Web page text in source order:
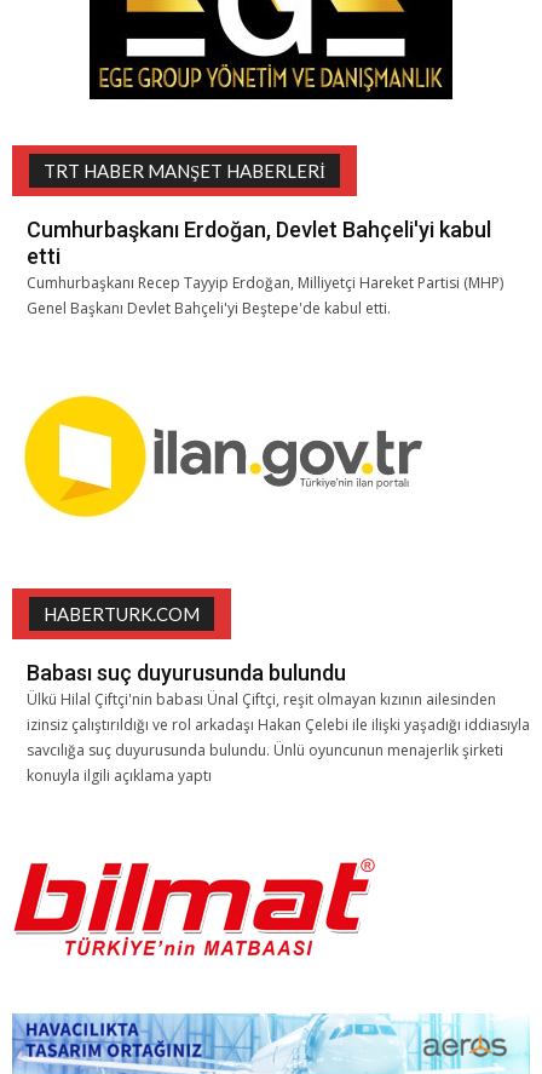
TRT HABER MANŞET HABERLERI
Cumhurbaşkanı Erdoğan, Devlet Bahçeli'yi kabul
etti
Cumhurbaşkanı Recep Tayyip Erdoğan, Milliyetçi Hareket Partisi (MHP)
Genel Başkanı Devlet Bahçeli'yi Beştepe'de kabul etti.
HABERTURK.COM
Babası suç duyurusunda bulundu
Ülkü Hilal Çiftçi'nin babası Ünal Çiftçi, reşit olmayan kızının ailesinden
izinsiz çalıştırıldığı ve rol arkadaşı Hakan Çelebi ile ilişki yaşadığı iddiasıyla
savcılığa suç duyurusunda bulundu. Ünlü oyuncunun menajerlik şirketi
konuyla ilgili açıklama yaptı